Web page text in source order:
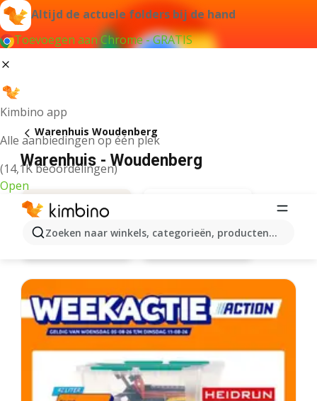
Altijd de actuele folders bij de hand
Toevoegen aan Chrome - GRATIS
Kimbino app
Alle aanbiedingen op één plek
(14,1K beoordelingen)
Open
Zoeken naar winkels, categorieën, producten...
Warenhuis Woudenberg
Warenhuis - Woudenberg